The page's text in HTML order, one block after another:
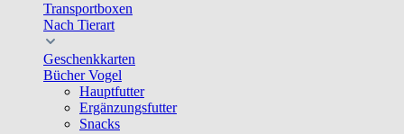
Transportboxen
Nach Tierart
Geschenkkarten
Bücher Vogel
Hauptfutter
Ergänzungsfutter
Snacks